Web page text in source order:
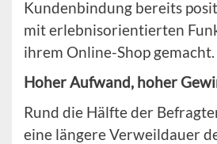
Kundenbindung bereits
mit erlebnisorientierten
ihrem Online-Shop gemacht.
Hoher Aufwand, hoher
Rund die Hälfte der
eine längere Verweildauer